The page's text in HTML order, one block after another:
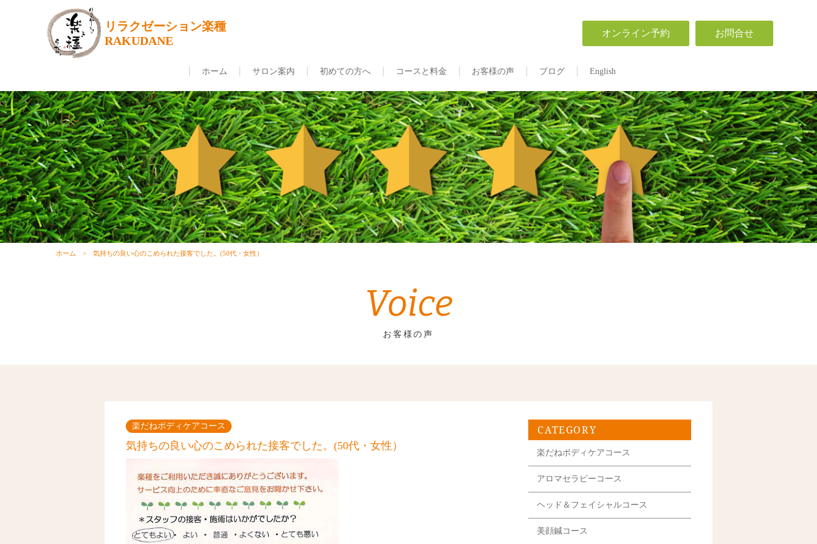
リラクゼーション楽種
RAKUDANE
オンライン予約 お問合せ
ホーム サロン案内 初めての方へ コースと料金 お客様の声 ブログ English
ホーム 気持ちの良い心のこめられた接客でした。(50代・女性）
Voice
お客様の声
楽だねボディケアコース
気持ちの良い心のこめられた接客でした。(50代・女性）
CATEGORY
楽だねボディケアコース
アロマセラピーコース
ヘッド＆フェイシャルコース
美顔鍼コース